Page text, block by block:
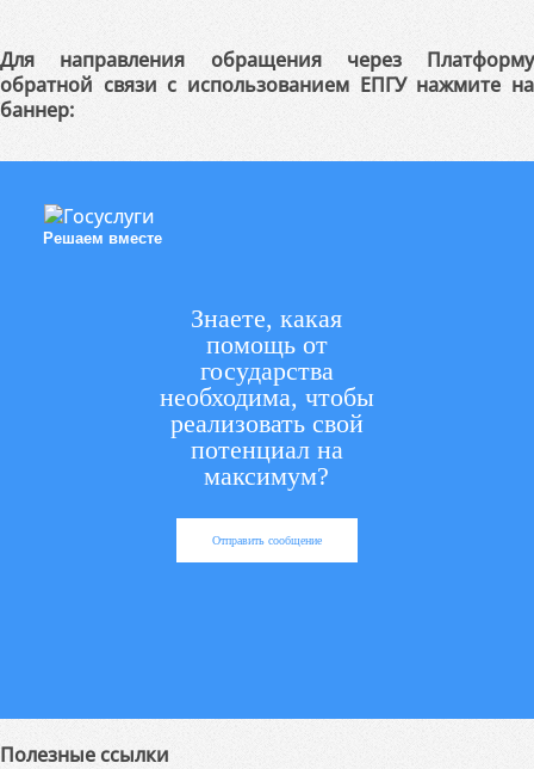
Для направления обращения через Платформу
обратной связи с использованием ЕПГУ нажмите на
баннер:
Решаем вместе
Знаете, какая
помощь от
государства
необходима, чтобы
реализовать свой
потенциал на
максимум?
Отправить сообщение
Полезные ссылки